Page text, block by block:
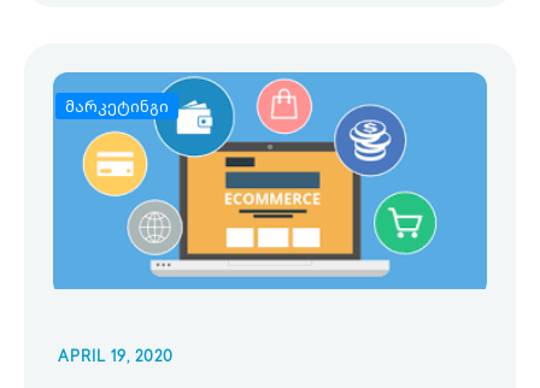
მარკეტინგი
APRIL 19, 2020